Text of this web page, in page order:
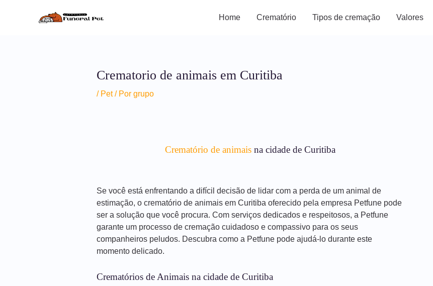
Home Crematório Tipos de cremação Valores
Crematorio de animais em Curitiba
/ Pet/ Por grupo
Crematório de animais na cidade de Curitiba
Se você está enfrentando a difícil decisão de lidar com a perda de um animal de
estimação, o crematório de animais em Curitiba oferecido pela empresa Petfune pode
ser a solução que você procura. Com serviços dedicados e respeitosos, a Petfune
garante um processo de cremação cuidadoso e compassivo para os seus
companheiros peludos. Descubra como a Petfune pode ajudá-lo durante este
momento delicado.
Crematórios de Animais na cidade de Curitiba